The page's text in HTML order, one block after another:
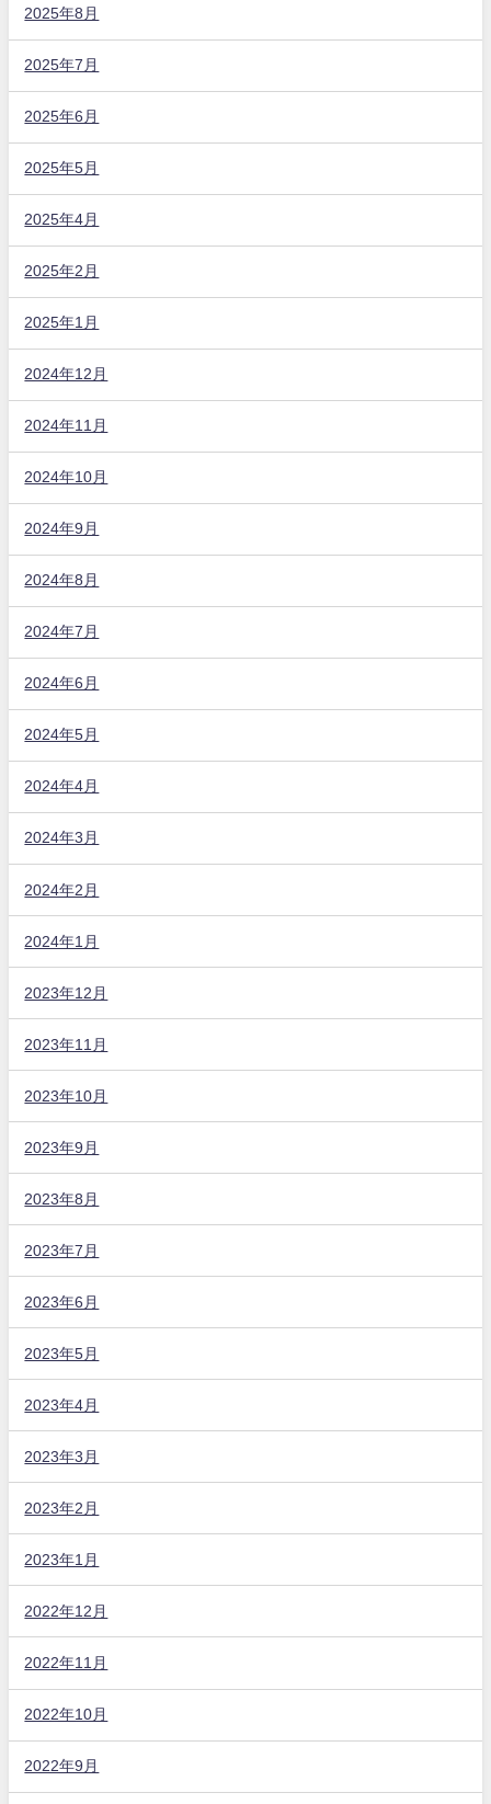
2025年8月
2025年7月
2025年6月
2025年5月
2025年4月
2025年2月
2025年1月
2024年12月
2024年11月
2024年10月
2024年9月
2024年8月
2024年7月
2024年6月
2024年5月
2024年4月
2024年3月
2024年2月
2024年1月
2023年12月
2023年11月
2023年10月
2023年9月
2023年8月
2023年7月
2023年6月
2023年5月
2023年4月
2023年3月
2023年2月
2023年1月
2022年12月
2022年11月
2022年10月
2022年9月